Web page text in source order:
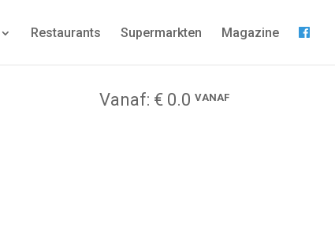
Restaurants Supermarkten Magazine
Vanaf: € 0.0 VANAF